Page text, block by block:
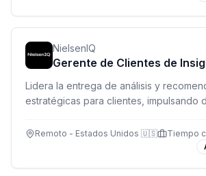
NielsenIQ
Gerente de Clientes de
Lidera la entrega de análisis y
estratégicas para clientes, impulsando
Remoto - Estados Unidos 🇺🇸
Tiempo